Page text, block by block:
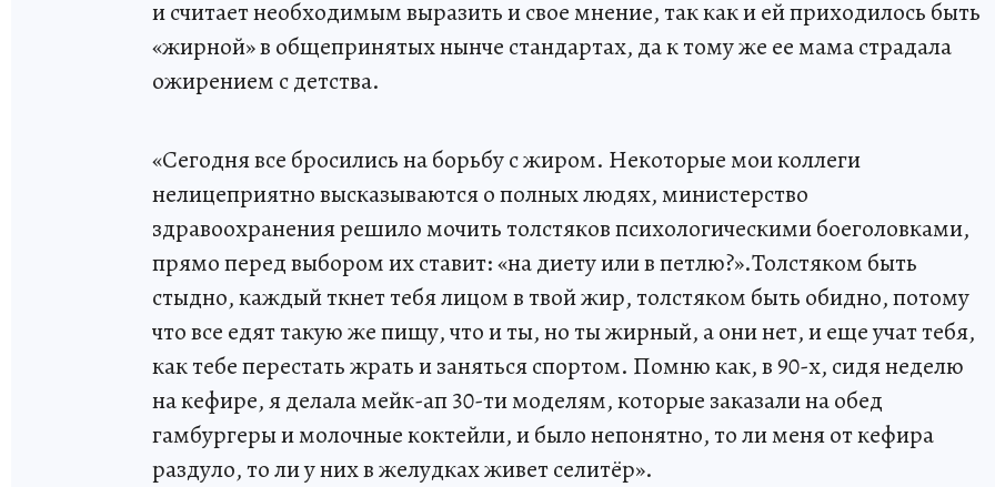
и считает необходимым выразить и свое мнение, так как и ей приходилось быть
«жирной» в общепринятых нынче стандартах, да к тому же ее мама страдала
ожирением с детства.
«Сегодня все бросились на борьбу с жиром. Некоторые мои коллеги
нелицеприятно высказываются о полных людях, министерство
здравоохранения решило мочить толстяков психологическими боеголовками,
прямо перед выбором их ставит: «на диету или в петлю?».Толстяком быть
стыдно, каждый ткнет тебя лицом в твой жир, толстяком быть обидно, потому
что все едят такую же пищу, что и ты, но ты жирный, а они нет, и еще учат тебя,
как тебе перестать жрать и заняться спортом. Помню как, в 90-х, сидя неделю
на кефире, я делала мейк-ап 30-ти моделям, которые заказали на обед
гамбургеры и молочные коктейли, и было непонятно, то ли меня от кефира
раздуло, то ли у них в желудках живет селитёр».